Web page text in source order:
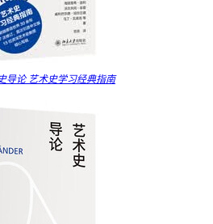
导论 艺术史学习经典指南